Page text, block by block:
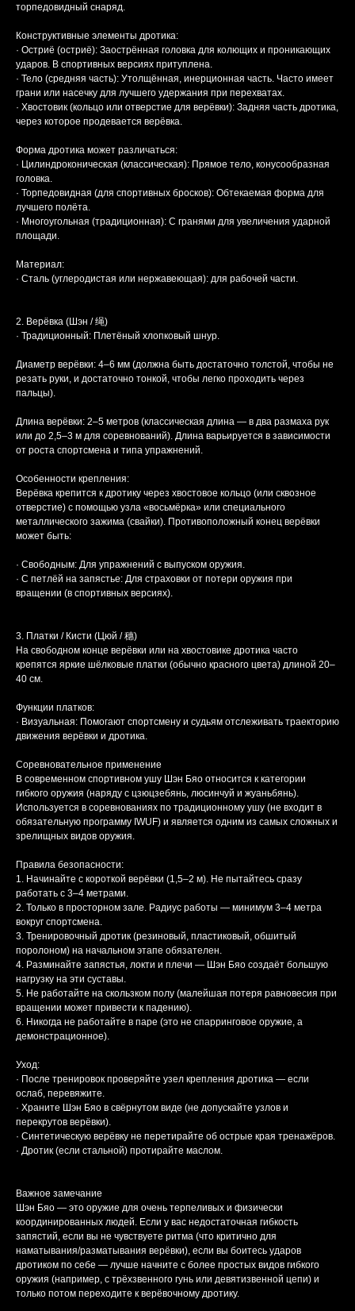
торпедовидный снаряд.
Конструктивные элементы дротика:
· Остриё (остриё): Заострённая головка для колющих и проникающих
ударов. В спортивных версиях притуплена.
· Тело (средняя часть): Утолщённая, инерционная часть. Часто имеет
грани или насечку для лучшего удержания при перехватах.
· Хвостовик (кольцо или отверстие для верёвки): Задняя часть дротика,
через которое продевается верёвка.
Форма дротика может различаться:
· Цилиндроконическая (классическая): Прямое тело, конусообразная
головка.
· Торпедовидная (для спортивных бросков): Обтекаемая форма для
лучшего полёта.
· Многоугольная (традиционная): С гранями для увеличения ударной
площади.
Материал:
· Сталь (углеродистая или нержавеющая): для рабочей части.
2. Верёвка (Шэн / 绳)
· Традиционный: Плетёный хлопковый шнур.
Диаметр верёвки: 4–6 мм (должна быть достаточно толстой, чтобы не
резать руки, и достаточно тонкой, чтобы легко проходить через
пальцы).
Длина верёвки: 2–5 метров (классическая длина — в два размаха рук
или до 2,5–3 м для соревнований). Длина варьируется в зависимости
от роста спортсмена и типа упражнений.
Особенности крепления:
Верёвка крепится к дротику через хвостовое кольцо (или сквозное
отверстие) с помощью узла «восьмёрка» или специального
металлического зажима (свайки). Противоположный конец верёвки
может быть:
· Свободным: Для упражнений с выпуском оружия.
· С петлёй на запястье: Для страховки от потери оружия при
вращении (в спортивных версиях).
3. Платки / Кисти (Цюй / 穗)
На свободном конце верёвки или на хвостовике дротика часто
крепятся яркие шёлковые платки (обычно красного цвета) длиной 20–
40 см.
Функции платков:
· Визуальная: Помогают спортсмену и судьям отслеживать траекторию
движения верёвки и дротика.
Соревновательное применение
В современном спортивном ушу Шэн Бяо относится к категории
гибкого оружия (наряду с цзюцзебянь, люсинчуй и жуаньбянь).
Используется в соревнованиях по традиционному ушу (не входит в
обязательную программу IWUF) и является одним из самых сложных и
зрелищных видов оружия.
Правила безопасности:
1. Начинайте с короткой верёвки (1,5–2 м). Не пытайтесь сразу
работать с 3–4 метрами.
2. Только в просторном зале. Радиус работы — минимум 3–4 метра
вокруг спортсмена.
3. Тренировочный дротик (резиновый, пластиковый, обшитый
поролоном) на начальном этапе обязателен.
4. Разминайте запястья, локти и плечи — Шэн Бяо создаёт большую
нагрузку на эти суставы.
5. Не работайте на скользком полу (малейшая потеря равновесия при
вращении может привести к падению).
6. Никогда не работайте в паре (это не спарринговое оружие, а
демонстрационное).
Уход:
· После тренировок проверяйте узел крепления дротика — если
ослаб, перевяжите.
· Храните Шэн Бяо в свёрнутом виде (не допускайте узлов и
перекрутов верёвки).
· Синтетическую верёвку не перетирайте об острые края тренажёров.
· Дротик (если стальной) протирайте маслом.
Важное замечание
Шэн Бяо — это оружие для очень терпеливых и физически
координированных людей. Если у вас недостаточная гибкость
запястий, если вы не чувствуете ритма (что критично для
наматывания/разматывания верёвки), если вы боитесь ударов
дротиком по себе — лучше начните с более простых видов гибкого
оружия (например, с трёхзвенного гунь или девятизвенной цепи) и
только потом переходите к верёвочному дротику.